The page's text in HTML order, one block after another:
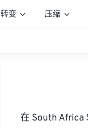
转变 压缩
在 South Africa